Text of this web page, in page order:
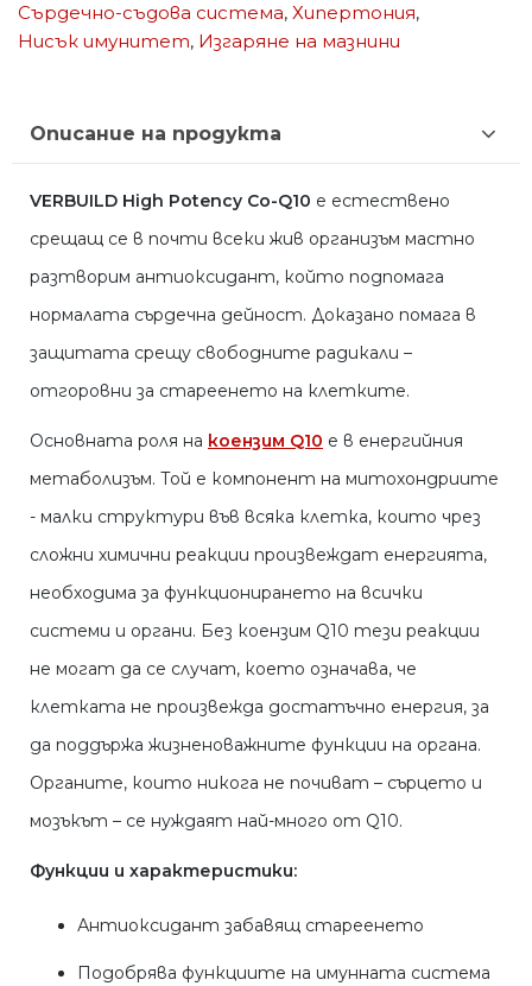
Сърдечно-съдова система, Хипертония,
Нисък имунитет, Изгаряне на мазнини
Описание на продукта
VERBUILD High Potency Co-Q10 е естествено
срещащ се в почти всеки жив организъм мастно
разтворим антиоксидант, който подпомага
нормалата сърдечна дейност. Доказано помага в
защитата срещу свободните радикали –
отгоровни за стареенето на клетките.
Основната роля на коензим Q10 е в енергийния
метаболизъм. Той е компонент на митохондриите
- малки структури във всяка клетка, които чрез
сложни химични реакции произвеждат енергията,
необходима за функционирането на всички
системи и органи. Без коензим Q10 тези реакции
не могат да се случат, което означава, че
клетката не произвежда достатъчно енергия, за
да поддържа жизненоважните функции на органа.
Органите, които никога не почиват – сърцето и
мозъкът – се нуждаят най-много от Q10.
Функции и характеристики:
Антиоксидант забавящ стареенето
Подобрява функциите на имунната система